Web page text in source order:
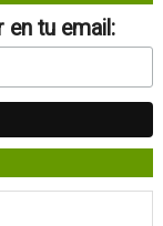
en tu email: